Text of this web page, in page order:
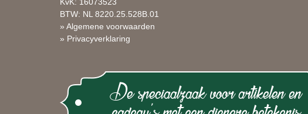
BTW: NL 8220.25.528B.01
» Algemene voorwaarden
» Privacyverklaring
De speciaalzaak voor artikelen en